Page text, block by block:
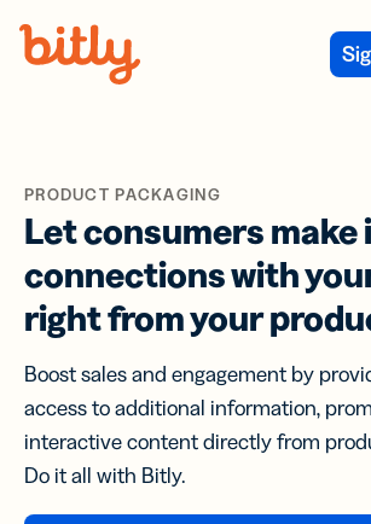
PRODUCT PACKAGING
Let consumers
connections with
right from your
Boost sales and engagement by
access to additional information,
interactive content directly from
Do it all with Bitly.